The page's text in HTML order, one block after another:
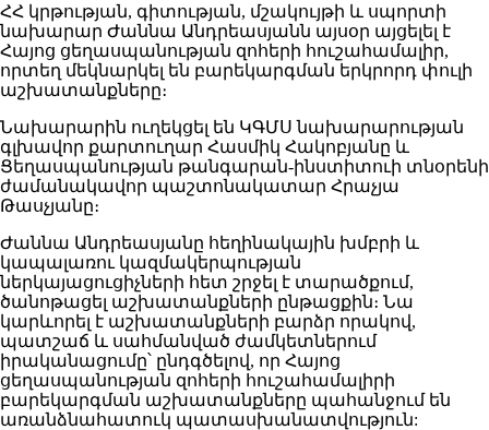
ՀՀ կրթության, գիտության, մշակույթի և սպորտի
նախարար Ժաննա Անդրեասյանն այսօր այցելել է
Հայոց ցեղասպանության զոհերի հուշահամալիր,
որտեղ մեկնարկել են բարեկարգման երկրորդ փուլի
աշխատանքները։
Նախարարին ուղեկցել են ԿԳՄՍ նախարարության
գլխավոր քարտուղար Հասմիկ Հակոբյանը և
Ցեղասպանության թանգարան-ինստիտուի տնօրենի
ժամանակավոր պաշտոնակատար Հրաչյա
Թասչյանը։
Ժաննա Անդրեասյանը հեղինակային խմբրի և
կապալառու կազմակերպության
ներկայացուցիչների հետ շրջել է տարածքում,
ծանոթացել աշխատանքների ընթացքին։ Նա
կարևորել է աշխատանքների բարձր որակով,
պատշաճ և սահմանված ժամկետներում
իրականացումը՝ ընդգծելով, որ Հայոց
ցեղասպանության զոհերի հուշահամալիրի
բարեկարգման աշխատանքները պահանջում են
առանձնահատուկ պատասխանատվություն: